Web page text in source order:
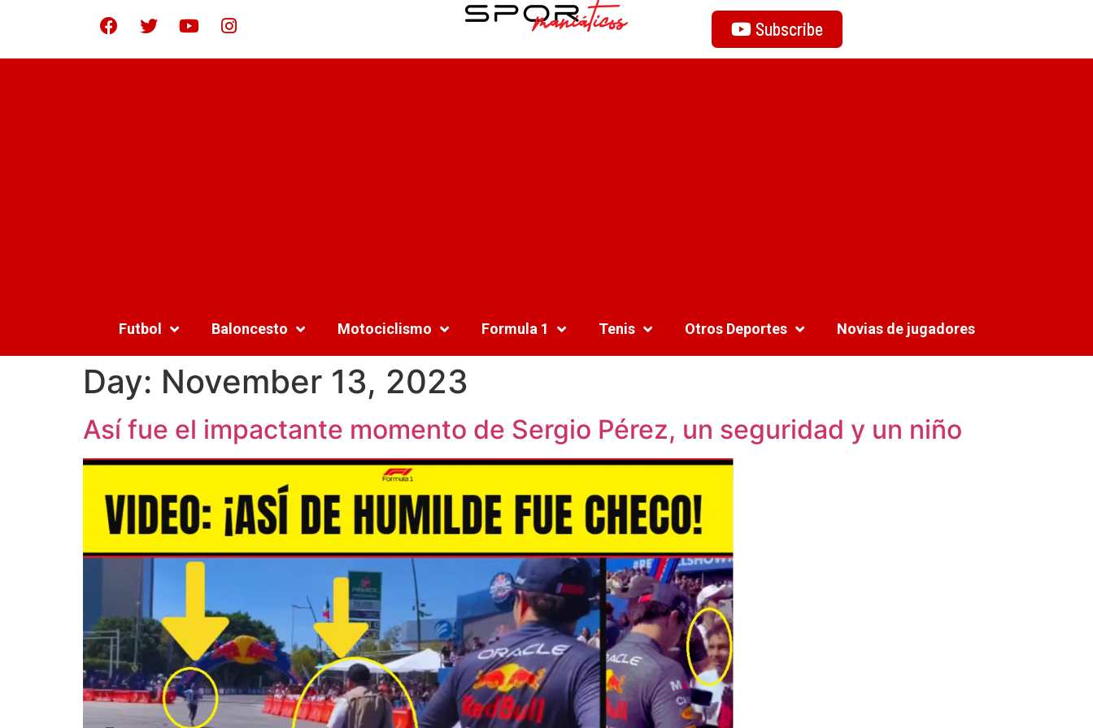
Subscribe
Futbol Baloncesto Motociclismo Formula 1 Tenis Otros Deportes Novias de jugadores
Day: November 13, 2023
Así fue el impactante momento de Sergio Pérez, un seguridad y un niño